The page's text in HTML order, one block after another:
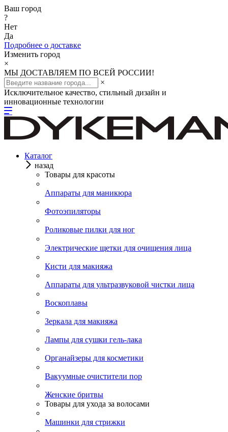
Ваш город
?
Нет
Да
Подробнее о доставке
Изменить город
×
МЫ ДОСТАВЛЯЕМ ПО ВСЕЙ РОССИИ!
×
Исключительное качество, стильный дизайн и
инновационные технологии
Каталог
назад
Товары для красоты
Аппараты для маникюра
Фотоэпиляторы
Роликовые пилки для ног
Электрические щетки для очищения лица
Кисти для макияжа
Аппараты для ультразвуковой чистки лица
Воскоплавы
Зеркала для макияжа
Лампы для сушки гель-лака
Органайзеры для косметики
Вакуумные очистители пор
Женские бритвы
Товары для ухода за волосами
Машинки для стрижки